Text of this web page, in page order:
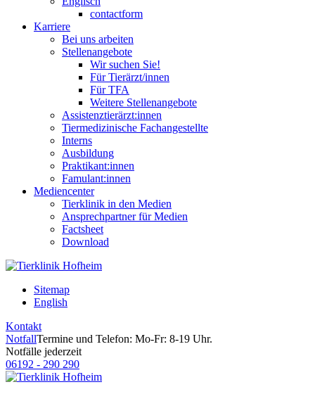
contactform
Karriere
Bei uns arbeiten
Stellenangebote
Wir suchen Sie!
Für Tierärzt/innen
Für TFA
Weitere Stellenangebote
Assistenztierärzt:innen
Tiermedizinische Fachangestellte
Interns
Ausbildung
Praktikant:innen
Famulant:innen
Mediencenter
Tierklinik in den Medien
Ansprechpartner für Medien
Factsheet
Download
Sitemap
English
Kontakt
NotfallTermine und Telefon: Mo-Fr: 8-19 Uhr.
Notfälle jederzeit
06192 - 290 290